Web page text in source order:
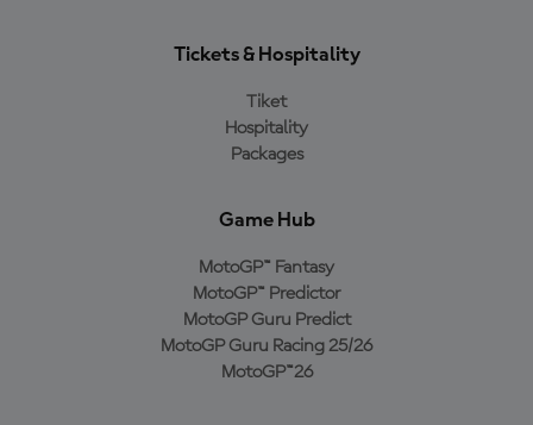
Tickets & Hospitality
Tiket
Hospitality
Packages
Game Hub
MotoGP™ Fantasy
MotoGP™ Predictor
MotoGP Guru Predict
MotoGP Guru Racing 25/26
MotoGP™26